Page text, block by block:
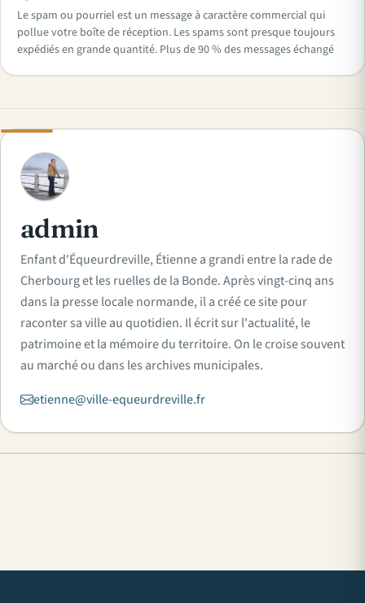
Le spam ou pourriel est un message à caractère commercial qui
pollue votre boîte de réception. Les spams sont presque toujours
expédiés en grande quantité. Plus de 90 % des messages échangé
A
admin
Enfant d'Équeurdreville, Étienne a grandi entre la rade de
Cherbourg et les ruelles de la Bonde. Après vingt-cinq ans
dans la presse locale normande, il a créé ce site pour
raconter sa ville au quotidien. Il écrit sur l'actualité, le
patrimoine et la mémoire du territoire. On le croise souvent
au marché ou dans les archives municipales.
etienne@ville-equeurdreville.fr